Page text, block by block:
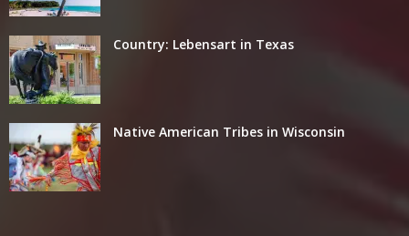
Country: Lebensart in Texas
Native American Tribes in Wisconsin